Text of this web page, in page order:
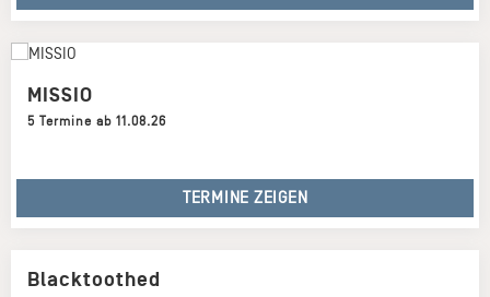
MISSIO
5 Termine ab 11.08.26
TERMINE ZEIGEN
Blacktoothed